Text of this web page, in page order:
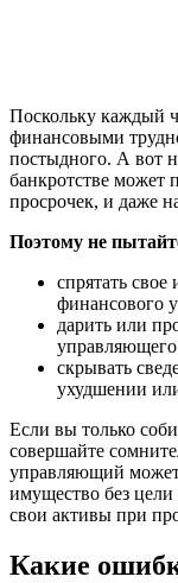
Поскольку каждый
финансовыми
постыдного. А вот
банкротстве может
просрочек, и даже
Поэтому не
спрятать
финансового
дарить или
скрывать
ухудшении
Если вы только
совершайте
управляющий
имущество без
свои активы при
Какие